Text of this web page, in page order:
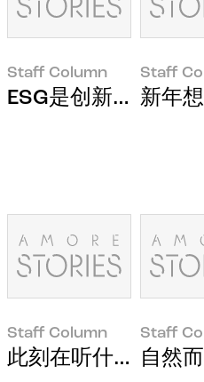
？：专属歌单仪式
Staff Column
ESG是创新技术的
Staff
新年
域的社会性经济企
Staff Column
此刻在听什么歌？
Staff
自然